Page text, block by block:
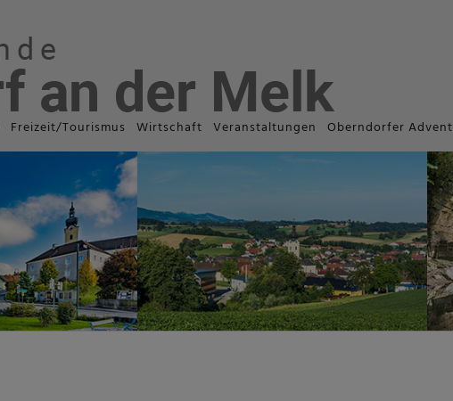
Freizeit/Tourismus Wirtschaft Veranstaltungen Oberndorfer Advent